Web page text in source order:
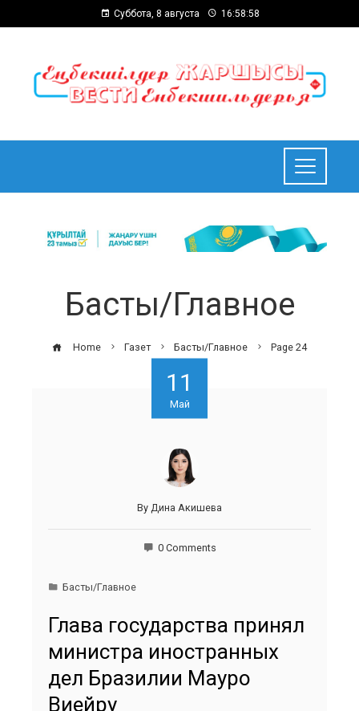
Суббота, 8 августа 16:59:00
Басты/Главное
Home Газет Басты/Главное Page 24
11
Май
By Дина Акишева
0 Comments
Басты/Главное
Глава государства принял
министра иностранных
дел Бразилии Мауро
Виейру